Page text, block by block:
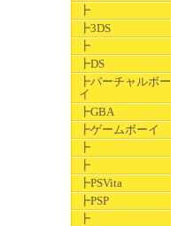
┣
┣3DS
┣
┣DS
┣バーチャルボー
イ
┣GBA
┣ゲームボーイ
┣
┣
┣PSVita
┣PSP
┣